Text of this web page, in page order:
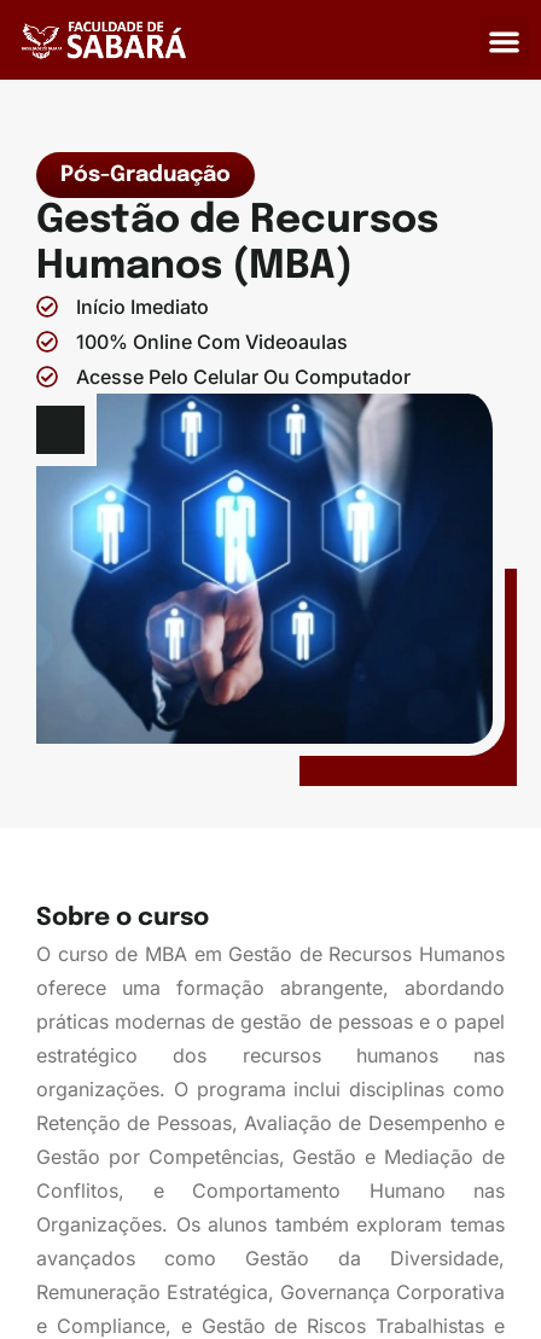
Pós-Graduação
Gestão de Recursos
Humanos (MBA)
Início Imediato
100% Online Com Videoaulas
Acesse Pelo Celular Ou Computador
Sobre o curso
O curso de MBA em Gestão de Recursos Humanos
oferece uma formação abrangente, abordando
práticas modernas de gestão de pessoas e o papel
estratégico dos recursos humanos nas
organizações. O programa inclui disciplinas como
Retenção de Pessoas, Avaliação de Desempenho e
Gestão por Competências, Gestão e Mediação de
Conflitos, e Comportamento Humano nas
Organizações. Os alunos também exploram temas
avançados como Gestão da Diversidade,
Remuneração Estratégica, Governança Corporativa
e Compliance, e Gestão de Riscos Trabalhistas e